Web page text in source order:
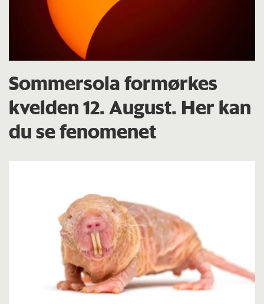
Sommersola formørkes
kvelden 12. August. Her kan
du se fenomenet